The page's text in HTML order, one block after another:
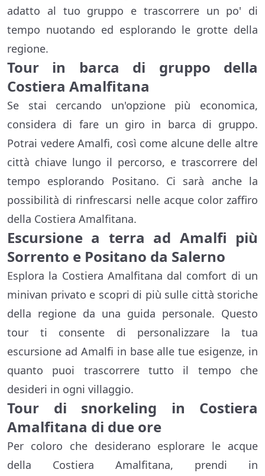
adatto al tuo gruppo e trascorrere un po' di
tempo nuotando ed esplorando le grotte della
regione.
Tour in barca di gruppo della
Costiera Amalfitana
Se stai cercando un'opzione più economica,
considera di fare un giro in barca di gruppo.
Potrai vedere Amalfi, così come alcune delle altre
città chiave lungo il percorso, e trascorrere del
tempo esplorando Positano. Ci sarà anche la
possibilità di rinfrescarsi nelle acque color zaffiro
della Costiera Amalfitana.
Escursione a terra ad Amalfi più
Sorrento e Positano da Salerno
Esplora la Costiera Amalfitana dal comfort di un
minivan privato e scopri di più sulle città storiche
della regione da una guida personale. Questo
tour ti consente di personalizzare la tua
escursione ad Amalfi in base alle tue esigenze, in
quanto puoi trascorrere tutto il tempo che
desideri in ogni villaggio.
Tour di snorkeling in Costiera
Amalfitana di due ore
Per coloro che desiderano esplorare le acque
della Costiera Amalfitana, prendi in